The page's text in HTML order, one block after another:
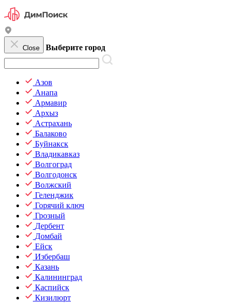
Close Выберите город
Азов
Анапа
Армавир
Архыз
Астрахань
Балаково
Буйнакск
Владикавказ
Волгоград
Волгодонск
Волжский
Геленджик
Горячий ключ
Грозный
Дербент
Домбай
Ейск
Избербаш
Казань
Калининград
Каспийск
Кизилюрт